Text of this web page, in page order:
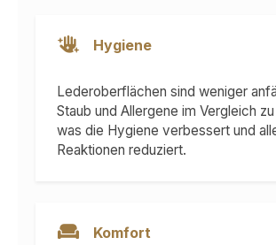
Hygiene
Lederoberflächen sind weniger
Staub und Allergene im Vergleich
was die Hygiene verbessert und
Reaktionen reduziert.
Komfort